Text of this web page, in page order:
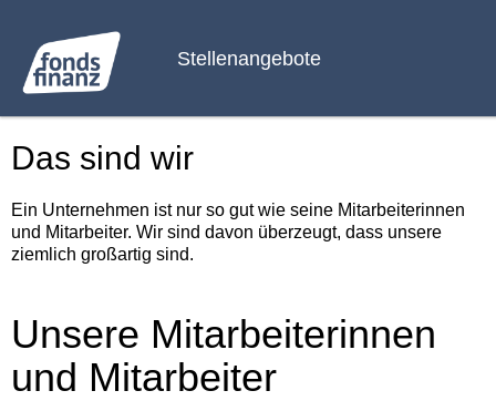
Stellenangebote
Das sind wir
Ein Unternehmen ist nur so gut wie seine Mitarbeiterinnen
und Mitarbeiter. Wir sind davon überzeugt, dass unsere
ziemlich großartig sind.
Unsere Mitarbeiterinnen
und Mitarbeiter